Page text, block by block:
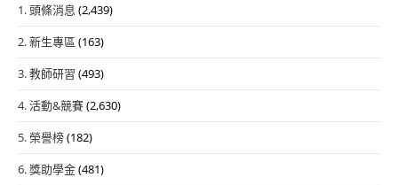
1. 頭條消息 (2,439)
2. 新生專區 (163)
3. 教師研習 (493)
4. 活動&競賽(2,630)
5. 榮譽榜(182)
6. 獎助學金(481)